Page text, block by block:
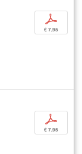
p
€ 7,95
p
€ 7,95